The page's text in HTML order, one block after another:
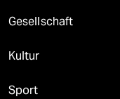
Gesellschaft
Kultur
Sport